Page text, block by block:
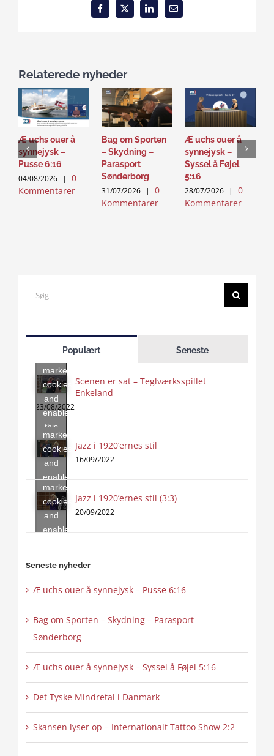
Facebook
X LinkedInEmail
Relaterede nyheder
Æ uchs ouer å
synnejysk –
Pusse 6:16
04/08/2026 |
0
Kommentarer
Bag om Sporten
– Skydning –
Parasport
Sønderborg
31/07/2026 |
0
Kommentarer
Æ uchs ouer å
synnejysk –
Syssel å Føjel
5:16
28/07/2026 |
0
Kommentarer
Search
for:
Populært Seneste
accept
marketing
cookies
and
enable
this
content
Scenen er sat – Teglværksspillet
Enkeland
23/08/2022
Click
to
marketing
cookies
and
enable
this
content
Jazz i 1920’ernes stil
16/09/2022
Click
to
accept
marketing
cookies
and
enable
Jazz i 1920’ernes stil (3:3)
20/09/2022
Seneste nyheder
Æ uchs ouer å synnejysk – Pusse 6:16
Bag om Sporten – Skydning – Parasport
Sønderborg
Æ uchs ouer å synnejysk – Syssel å Føjel 5:16
Det Tyske Mindretal i Danmark
Skansen lyser op – Internationalt Tattoo Show 2:2